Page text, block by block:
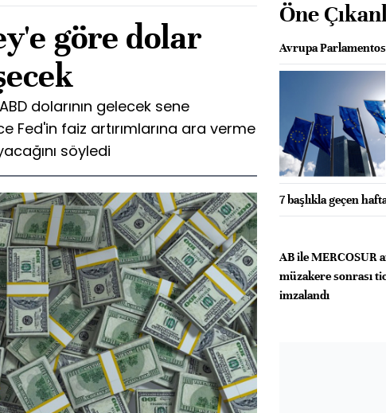
göre dolar
dolarının gelecek sene
Fed'in faiz artırımlarına ara verme
söyledi
Öne
Avrupa
7 başlıkla geçen
AB ile MERCOSUR
müzakere sonrası
imzalandı